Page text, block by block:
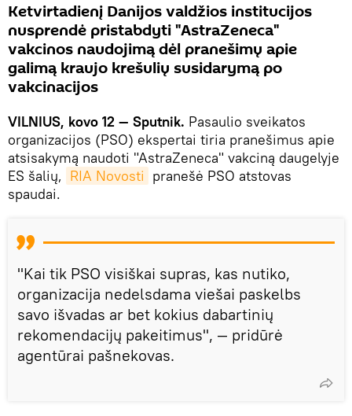
Ketvirtadienį Danijos valdžios institucijos
nusprendė pristabdyti "AstraZeneca"
vakcinos naudojimą dėl pranešimų apie
galimą kraujo krešulių susidarymą po
vakcinacijos
VILNIUS, kovo 12 — Sputnik. Pasaulio sveikatos
organizacijos (PSO) ekspertai tiria pranešimus apie
atsisakymą naudoti "AstraZeneca" vakciną daugelyje
ES šalių, RIA Novosti pranešė PSO atstovas
spaudai.
"Kai tik PSO visiškai supras, kas nutiko,
organizacija nedelsdama viešai paskelbs
savo išvadas ar bet kokius dabartinių
rekomendacijų pakeitimus", — pridūrė
agentūrai pašnekovas.